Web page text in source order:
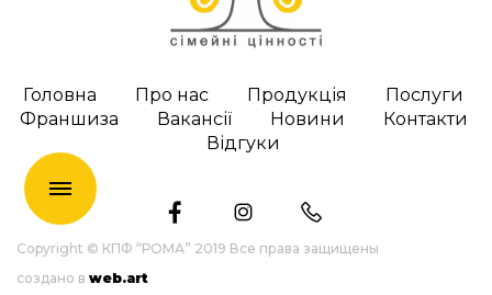
Головна Про нас Продукція
Послуги
Франшиза
Вакансії Новини
Контакти
Відгуки
Copyright © КПФ “РОМА” 2019 Все права защищены
создано в web.art
en